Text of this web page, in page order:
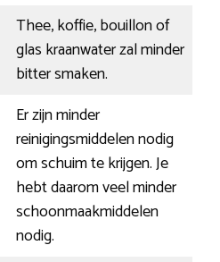
Thee, koffie, bouillon of
glas kraanwater zal minder
bitter smaken.
Er zijn minder
reinigingsmiddelen nodig
om schuim te krijgen. Je
hebt daarom veel minder
schoonmaakmiddelen
nodig.